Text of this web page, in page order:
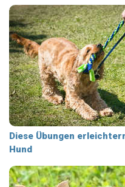
Diese Übungen
Hund